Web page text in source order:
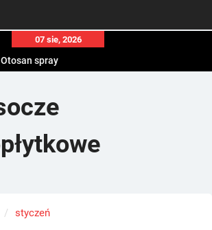
07 sie, 2026
Otosan spray
styczeń